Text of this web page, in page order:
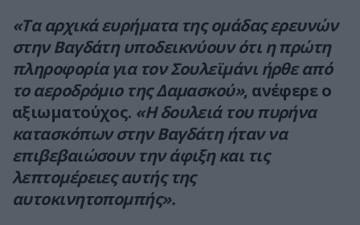
«Τα αρχικά ευρήματα της ομάδας ερευνών
στην Βαγδάτη υποδεικνύουν ότι η πρώτη
πληροφορία για τον Σουλεϊμάνι ήρθε από
το αεροδρόμιο της Δαμασκού», ανέφερε ο
αξιωματούχος. «Η δουλειά του πυρήνα
κατασκόπων στην Βαγδάτη ήταν να
επιβεβαιώσουν την άφιξη και τις
λεπτομέρειες αυτής της
αυτοκινητοπομπής».